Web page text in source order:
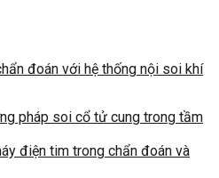
đoán với hệ thống nội soi khí
pháp soi cổ tử cung trong tầm
điện tim trong chẩn đoán và